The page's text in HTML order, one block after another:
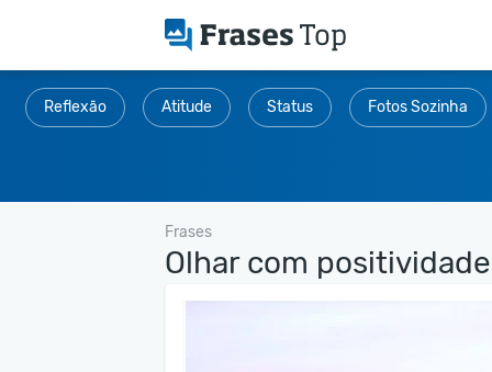
Reflexão Atitude Status Fotos Sozinha
Frases
Olhar com